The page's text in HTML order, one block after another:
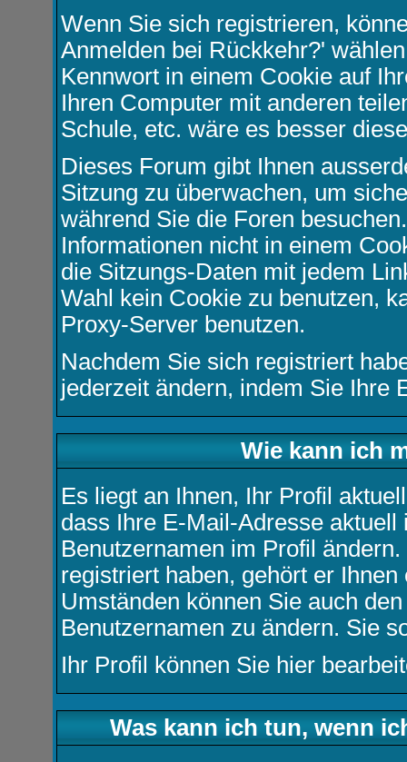
Wenn Sie sich registrieren,
Anmelden bei Rückkehr?'
Kennwort in einem Cookie auf
Ihren Computer mit anderen
Schule, etc. wäre es besser
Dieses Forum gibt Ihnen
Sitzung zu überwachen, um
während Sie die Foren
Informationen nicht in einem
die Sitzungs-Daten mit jedem
Wahl kein Cookie zu benutzen,
Proxy-Server benutzen.
Nachdem Sie sich registriert
jederzeit ändern, indem Sie Ihre
Wie kann ich
Es liegt an Ihnen, Ihr Profil
dass Ihre E-Mail-Adresse
Benutzernamen im Profil
registriert haben, gehört er
Umständen können Sie auch
Benutzernamen zu ändern. Sie
Ihr Profil können Sie hier
Was kann ich tun, wenn